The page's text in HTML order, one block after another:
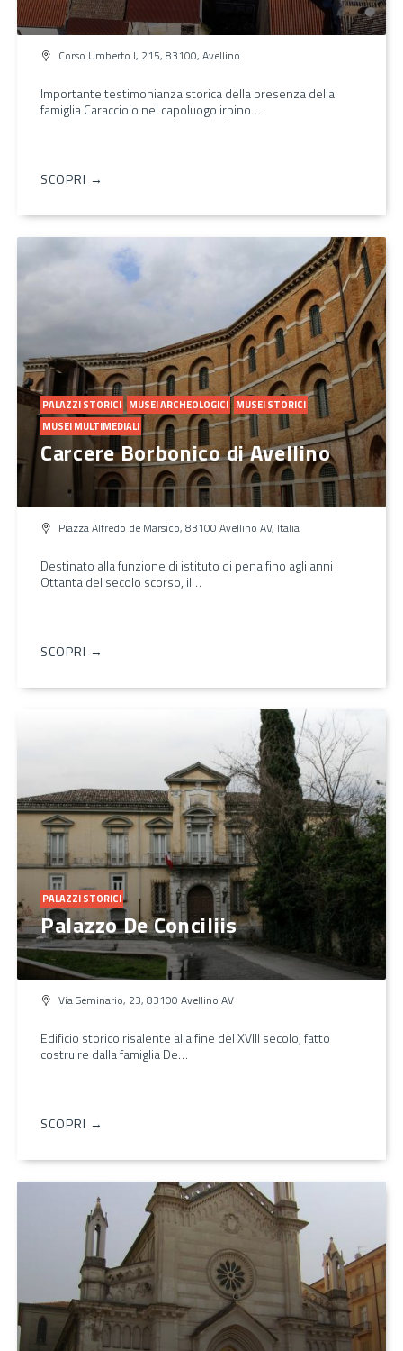
Corso Umberto I, 215, 83100, Avellino
Importante testimonianza storica della presenza della
famiglia Caracciolo nel capoluogo irpino…
SCOPRI →
PALAZZI STORICI MUSEI ARCHEOLOGICI MUSEI STORICI
MUSEI MULTIMEDIALI
Carcere Borbonico di Avellino
Piazza Alfredo de Marsico, 83100 Avellino AV, Italia
Destinato alla funzione di istituto di pena fino agli anni
Ottanta del secolo scorso, il…
SCOPRI →
PALAZZI STORICI
Palazzo De Conciliis
Via Seminario, 23, 83100 Avellino AV
Edificio storico risalente alla fine del XVIII secolo, fatto
costruire dalla famiglia De…
SCOPRI →